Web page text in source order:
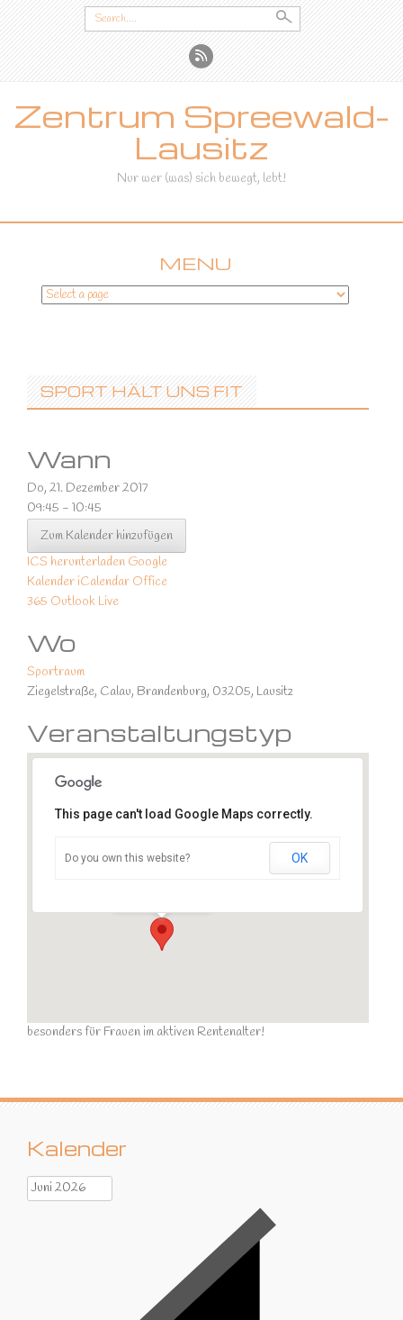
Search
for:
Zentrum Spreewald-
Lausitz
Nur wer (was) sich bewegt, lebt!
MENU
SKIP
SPORT HÄLT UNS FIT
Wann
Do, 21. Dezember 2017
09:45 - 10:45
Zum Kalender hinzufügen
ICS herunterladen Google
Kalender iCalendar Office
365 Outlook Live
Wo
Sportraum
Ziegelstraße, Calau, Brandenburg, 03205, Lausitz
Veranstaltungstyp
Sportraum
This page can't load Google Maps correctly.
Do you own this website? OK
besonders für Frauen im aktiven Rentenalter!
Kalender